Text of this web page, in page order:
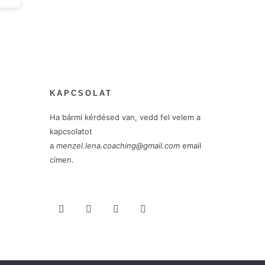
KAPCSOLAT
Ha bármi kérdésed van, vedd fel velem a
kapcsolatot
a menzel.lena.coaching@gmail.comemail
címen.